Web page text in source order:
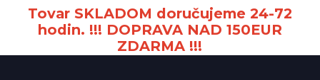
Tovar SKLADOM doručujeme 24-72
hodin. !!! DOPRAVA NAD 150EUR
ZDARMA !!!